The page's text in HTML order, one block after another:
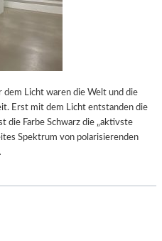
dem Licht waren die Welt und die
Erst mit dem Licht entstanden die
die Farbe Schwarz die „aktivste
Spektrum von polarisierenden